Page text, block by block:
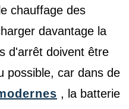
chauffage des
davantage la
d'arrêt doivent être
possible, car dans de
, la batterie